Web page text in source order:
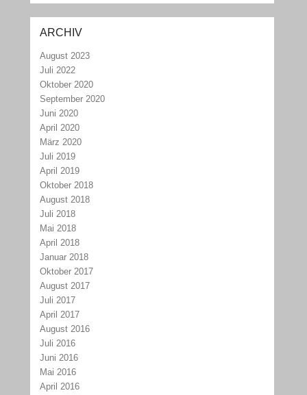
ARCHIV
August 2023
Juli 2022
Oktober 2020
September 2020
Juni 2020
April 2020
März 2020
Juli 2019
April 2019
Oktober 2018
August 2018
Juli 2018
Mai 2018
April 2018
Januar 2018
Oktober 2017
August 2017
Juli 2017
April 2017
August 2016
Juli 2016
Juni 2016
Mai 2016
April 2016